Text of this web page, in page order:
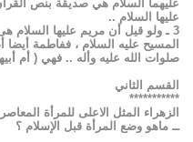
عليهما السلام هي صديقة بنص
عليها السلام ..
3 ـ ولو قيل أن مريم عليها
المسيح عليه السلام ، ففاطمة أيضا
صلوات الله عليه وأله .. فهي ( أم
القسم الثاني
***********
الزهراء المثل الاعلى للمرأة
ــ ماهو وضع المرأة قبل الإسلام ؟